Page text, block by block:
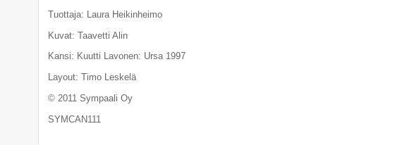
Tuottaja: Laura Heikinheimo
Kuvat: Taavetti Alin
Kansi: Kuutti Lavonen: Ursa 1997
Layout: Timo Leskelä
© 2011 Sympaali Oy
SYMCAN111